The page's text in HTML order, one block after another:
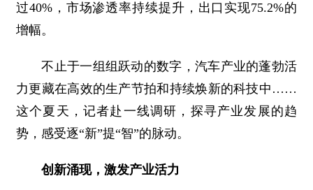
过40%，市场渗透率持续提升，出口实现75.2%的
增幅。
不止于一组组跃动的数字，汽车产业的蓬勃活
力更藏在高效的生产节拍和持续焕新的科技中……
这个夏天，记者赴一线调研，探寻产业发展的趋
势，感受逐“新”提“智”的脉动。
创新涌现，激发产业活力